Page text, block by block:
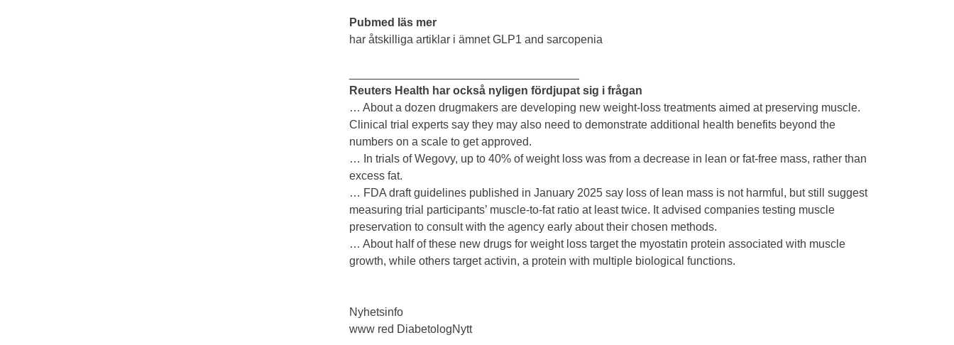
Pubmed läs mer
har åtskilliga artiklar i ämnet GLP1 and sarcopenia
Reuters Health har också nyligen fördjupat sig i frågan
… About a dozen drugmakers are developing new weight-loss treatments aimed at preserving muscle.
Clinical trial experts say they may also need to demonstrate additional health benefits beyond the
numbers on a scale to get approved.
… In trials of Wegovy, up to 40% of weight loss was from a decrease in lean or fat-free mass, rather than
excess fat.
… FDA draft guidelines published in January 2025 say loss of lean mass is not harmful, but still suggest
measuring trial participants’ muscle-to-fat ratio at least twice. It advised companies testing muscle
preservation to consult with the agency early about their chosen methods.
… About half of these new drugs for weight loss target the myostatin protein associated with muscle
growth, while others target activin, a protein with multiple biological functions.
Nyhetsinfo
www red DiabetologNytt